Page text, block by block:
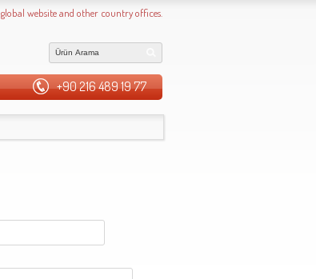
+90 216 489 19 77
global website and other country offices.